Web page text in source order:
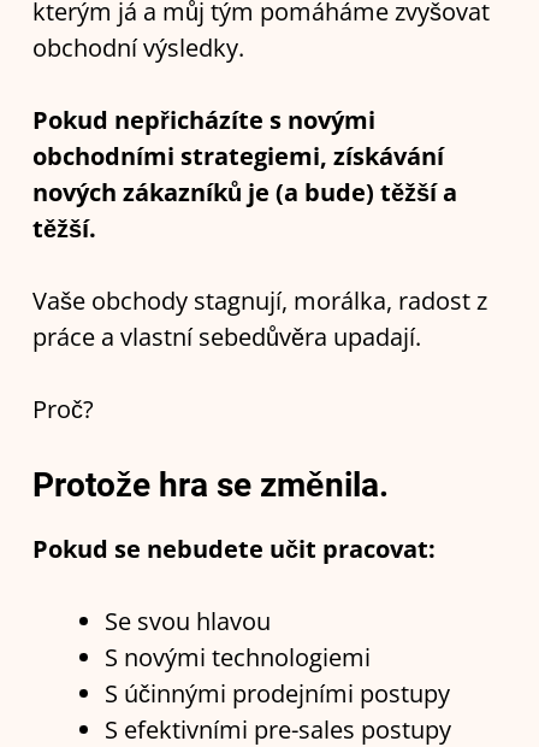
kterým já a můj tým pomáháme zvyšovat
obchodní výsledky.
Pokud nepřicházíte s novými
obchodními strategiemi, získávání
nových zákazníků je (a bude) těžší a
těžší.
Vaše obchody stagnují, morálka, radost z
práce a vlastní sebedůvěra upadají.
Proč?
Protože hra se změnila.
Pokud se nebudete učit pracovat:
Se svou hlavou
S novými technologiemi
S účinnými prodejními postupy
S efektivními pre-sales postupy